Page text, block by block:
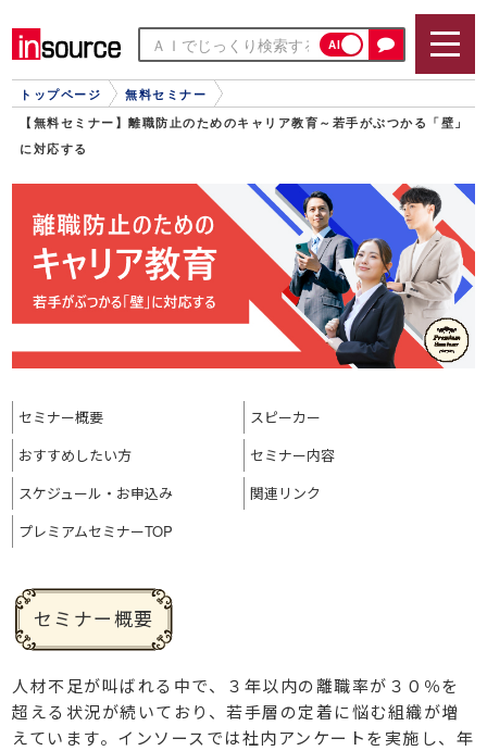
AI
トップページ 無料セミナー
【無料セミナー】離職防止のためのキャリア教育～若手がぶつかる「壁」
に対応する
セミナー概要
スピーカー
おすすめ したい方
セミナー内容
スケジュール・ お申込み
関連リンク
プレミアムセミナーTOP
セミナー概要
人材不足が叫ばれる中で、３年以内の離職率が３０％を
超える状況が続いており、若手層の定着に悩む組織が増
えています。インソースでは社内アンケートを実施し、年